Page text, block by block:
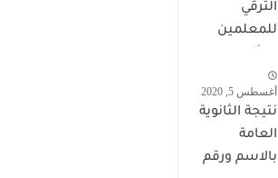
لتدريبات
الترقي
للمعلمين
حمل من هنا
أغسطس 5, 2020
نتيجة الثانوية
العامة
بالاسم ورقم